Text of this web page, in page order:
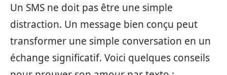
Un SMS ne doit pas être une simple
distraction. Un message bien conçu peut
transformer une simple conversation en un
échange significatif. Voici quelques conseils